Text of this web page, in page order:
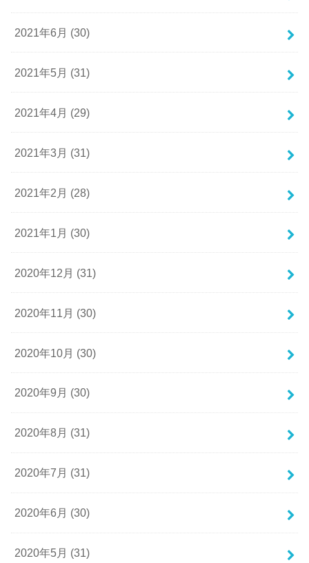
2021年6月 (30)
2021年5月 (31)
2021年4月 (29)
2021年3月 (31)
2021年2月 (28)
2021年1月 (30)
2020年12月 (31)
2020年11月 (30)
2020年10月 (30)
2020年9月 (30)
2020年8月 (31)
2020年7月 (31)
2020年6月 (30)
2020年5月 (31)